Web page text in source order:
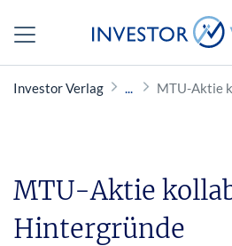
Investor Verlag MTU-Aktie
MTU-Aktie
Hintergründe